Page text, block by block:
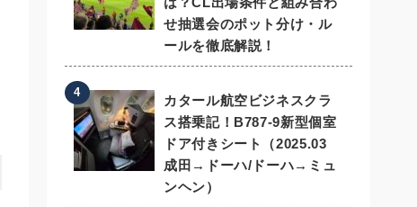
せ抽選会のポット分け・ル
ールを徹底解説！
カタール航空ビジネスクラ
ス搭乗記！B787-9新型個室
ドア付きシート（2025.03
成田→ドーハ/ドーハ→ミュ
ンヘン）